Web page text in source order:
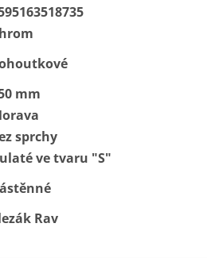
mm
sprchy
ve tvaru "S"
Rav